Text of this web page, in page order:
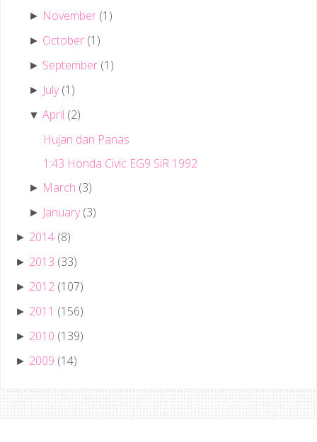
► November (1)
► October (1)
► September (1)
► July (1)
▼April (2)
Hujan dan Panas
1:43 Honda Civic EG9 SiR 1992
► March (3)
► January (3)
► 2014 (8)
► 2013 (33)
► 2012 (107)
► 2011 (156)
► 2010 (139)
► 2009 (14)